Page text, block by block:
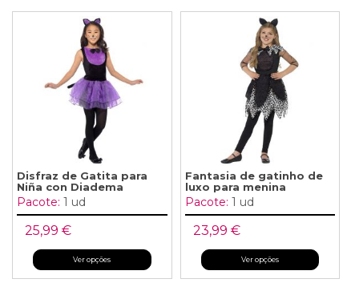
Disfraz de Gatita para
Niña con Diadema
Pacote: 1 ud
25,99 €
Ver opções
Fantasia de gatinho de
luxo para menina
Pacote: 1 ud
23,99 €
Ver opções